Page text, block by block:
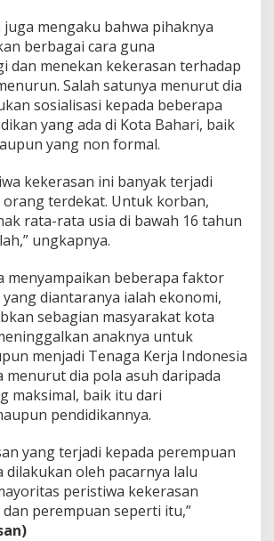
mengaku bahwa pihaknya
berbagai cara guna
dan menekan kekerasan terhadap
Salah satunya menurut dia
sosialisasi kepada beberapa
yang ada di Kota Bahari, baik
yang non formal.
kekerasan ini banyak terjadi
terdekat. Untuk korban,
rata-rata usia di bawah 16 tahun
ungkapnya.
menyampaikan beberapa faktor
diantaranya ialah ekonomi,
sebagian masyarakat kota
anaknya untuk
menjadi Tenaga Kerja Indonesia
menurut dia pola asuh daripada
maksimal, baik itu dari
pendidikannya.
yang terjadi kepada perempuan
dilakukan oleh pacarnya lalu
peristiwa kekerasan
perempuan seperti itu,”